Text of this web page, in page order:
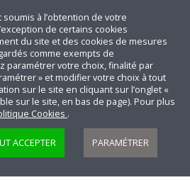
à l’obtention de votre
de certains cookies
du site et des cookies de mesures
comme exempts de
paramétrer votre choix, finalité par
» et modifier votre choix à tout
sur le site en cliquant sur l’onglet «
sur le site, en bas de page). Pour plus
Cookies .
ACCEPTER PARAMÉTRER